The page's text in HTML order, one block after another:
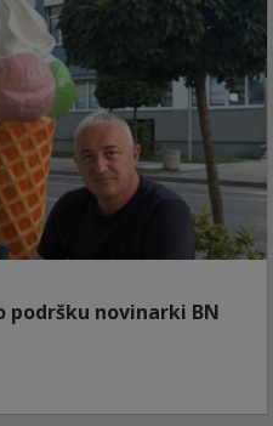
podršku novinarki BN